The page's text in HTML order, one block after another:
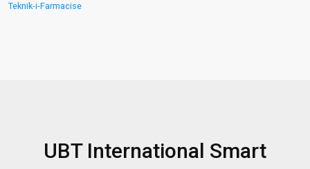
Teknik-i-Farmacise
UBT International Smart